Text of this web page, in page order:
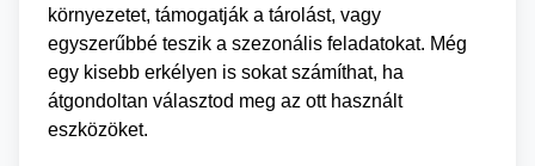
környezetet, támogatják a tárolást, vagy
egyszerűbbé teszik a szezonális feladatokat. Még
egy kisebb erkélyen is sokat számíthat, ha
átgondoltan választod meg az ott használt
eszközöket.